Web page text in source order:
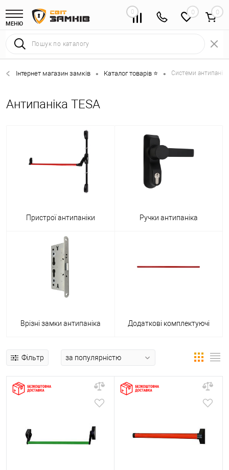
МЕНЮ
0 0
Інтернет магазин замків • Каталог товарів ⭐ • Системи
Антипаніка TESA
Пристрої антипаніки Ручки антипаніка
Врізні замки антипаніка Додаткові комплектуючі
Фільтр